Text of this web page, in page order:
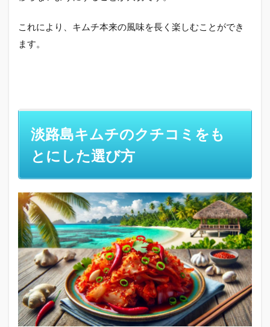
これにより、キムチ本来の風味を長く楽しむことができ
ます。
淡路島キムチのクチコミをも
とにした選び方